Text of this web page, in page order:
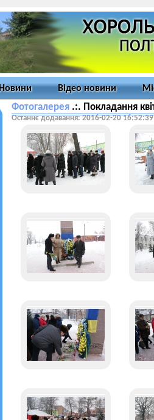
Новини Відео новини
Фотогалерея .:. Покладання
Останнє додавання: 2016-02-20 16:52:39